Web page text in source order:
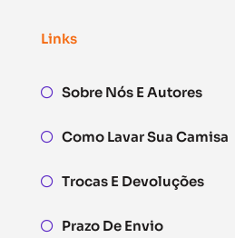
Links
Sobre Nós E Autores
Como Lavar Sua Camisa
Trocas E Devoluções
Prazo De Envio